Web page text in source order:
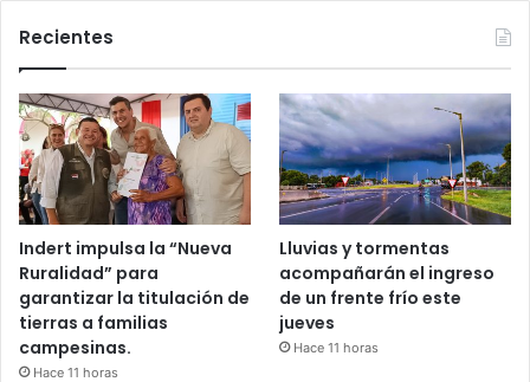
Recientes
Indert impulsa la “Nueva
Ruralidad” para
garantizar la titulación de
tierras a familias
campesinas.
Hace 11 horas
Lluvias y tormentas
acompañarán el ingreso
de un frente frío este
jueves
Hace 11 horas